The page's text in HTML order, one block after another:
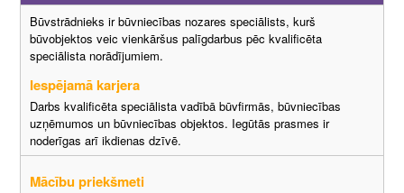
Būvstrādnieks ir būvniecības nozares speciālists, kurš
būvobjektos veic vienkāršus palīgdarbus pēc kvalificēta
speciālista norādījumiem.
Iespējamā karjera
Darbs kvalificēta speciālista vadībā būvfirmās, būvniecības
uzņēmumos un būvniecības objektos. Iegūtās prasmes ir
noderīgas arī ikdienas dzīvē.
Mācību priekšmeti